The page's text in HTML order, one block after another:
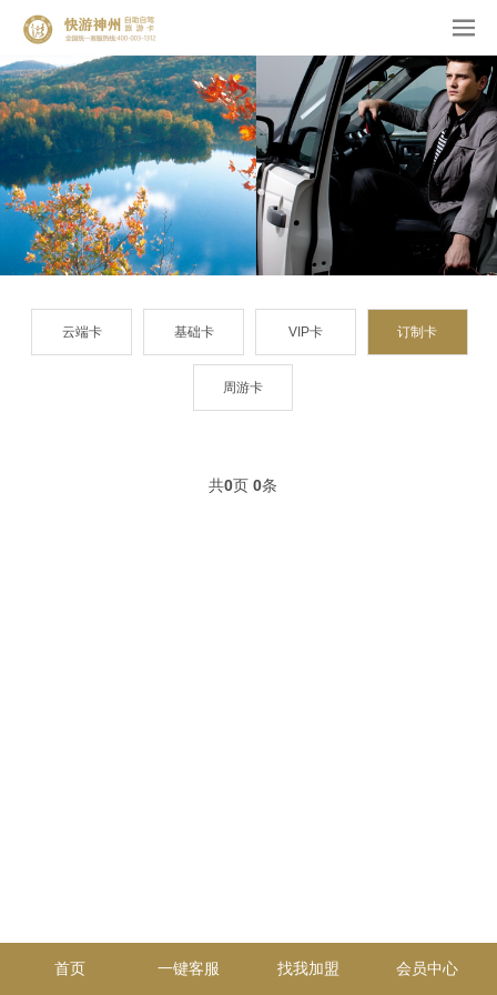
云端卡 基础卡 VIP卡 订制卡
周游卡
共0页 0条
首页 一键客服 找我加盟 会员中心